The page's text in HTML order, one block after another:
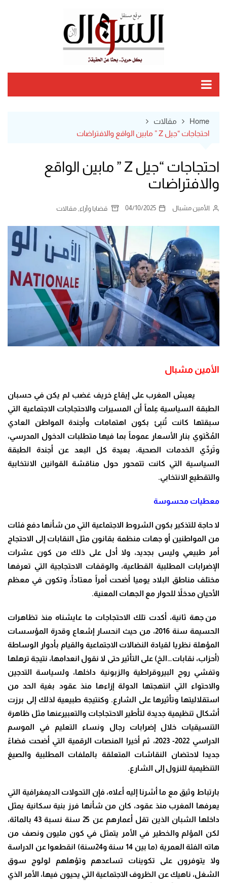
Home
مقالات
احتجاجات “جيل Z ” مابين الواقع والافتراضات
احتجاجات “جيل Z ” مابين الواقع
والافتراضات
الأمين مشبال 04/10/2025 قضايا وآراء مقالات
الأمين مشبال
يعيش المغرب على إيقاع خريف غضب لم يكن في حسبان
الطبقة السياسية عِلماً أن المسيرات والاحتجاجات الاجتماعية التي
سبقتها كانت تُنبِئ بكون اهتمامات وأجندة المواطن العادي
المُكْتوي بنار الأسعار عموماً بما فيها متطلبات الدخول المدرسي،
وتَردِّي الخدمات الصحية، بعيدة كل البعد عن أجندة الطبقة
السياسية التي كانت تتمحور حول مناقشة القوانين الانتخابية
والتقطيع الانتخابي.
معطيات محسوسة
لا حاجة للتذكير بكون الشروط الاجتماعية التي من شأنها دفع فئات
من المواطنين أو جهات منظمة بقانون مثل النقابات إلى الاحتجاج
أمر طبيعي وليس بجديد، ولا أدل على ذلك من كون عشرات
الإضرابات المطلبية القطاعية، والوقفات الاحتجاجية التي تعرفها
مختلف مناطق البلاد يوميا أضحت أمراً معتاداً، وتكون في معظم
الأحيان مدخلاً للحوار مع الجهات المعنية.
من جهة ثانية، أكدت تلك الاحتجاجات ما عايشناه منذ تظاهرات
الحسيمة سنة 2016، من حيث انحسار إشعاع وقدرة المؤسسات
المؤهلة نظريا لقيادة النضالات الاجتماعية والقيام بأدوار الوساطة
(أحزاب، نقابات…الخ) على التأثير حتى لا نقول انعدامها، نتيجة ترهلها
وتفشي روح البيروقراطية والزبونية داخلها، ولسياسة التدجين
والاحتواء التي انتهجتها الدولة إزاءها منذ عقود بغية الحد من
استقلاليتها وتأثيرها على الشارع. وكنتيجة طبيعية لذلك إلى برزت
أشكال تنظيمية جديدة لتأطير الاحتجاجات والتعبيرعنها مثل ظاهرة
التنسيقيات خلال إضرابات رجال ونساء التعليم في الموسم
الدراسي 2022- 2023، ثم أخيرا المنصات الرقمية التي أضحت فضاءً
جديدا لاحتضان النقاشات المتعلقة بالملفات المطلبية والصيغ
التنظيمية للنزول إلى الشارع.
بارتباط وثيق مع ما أشرنا إليه أعلاه، فإن التحولات الديمغرافية التي
يعرفها المغرب منذ عقود، كان من شأنها فرز بنية سكانية يمثل
داخلها الشبان الذين تقل أعمارهم عن 25 سنة نسبة 43 بالمائة،
لكن المؤلم والخطير في الأمر يتمثل في كون مليون ونصف من
هاته الفئة العمرية (ما بين 14 سنة و24سنة) انقطعوا عن الدراسة
ولا يتوفرون على تكوينات تساعدهم وتؤهلهم لولوج سوق
الشغل، ناهيك عن الظروف الاجتماعية التي يحيون فيها، الأمر الذي